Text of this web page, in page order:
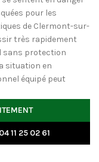
pour les
de Clermont-sur-
très rapidement
sans protection
situation en
équipé peut
11 25 02 61